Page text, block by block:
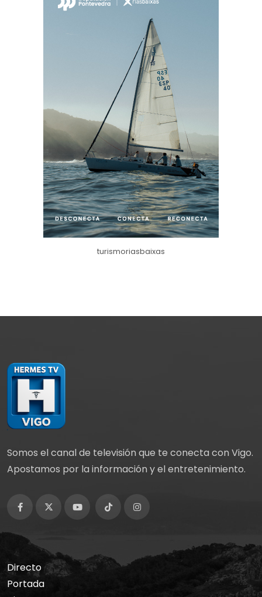
turismoriasbaixas
Somos el canal de televisión que te conecta con Vigo.
Apostamos por la información y el entretenimiento.
Directo
Portada